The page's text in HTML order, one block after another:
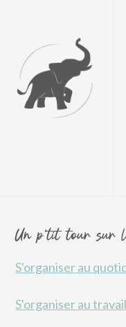
Un p'tit tour sur
S'organiser au
S'organiser au travail